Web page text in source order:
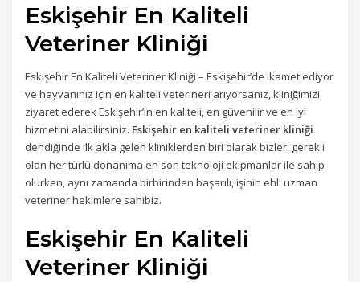
Eskişehir En Kaliteli
Veteriner Kliniği
Eskişehir En Kaliteli Veteriner Kliniği – Eskişehir’de ikamet ediyor
ve hayvanınız için en kaliteli veterineri arıyorsanız, kliniğimizi
ziyaret ederek Eskişehir’in en kaliteli, en güvenilir ve en iyi
hizmetini alabilirsiniz. Eskişehir en kaliteli veteriner kliniği
dendiğinde ilk akla gelen kliniklerden biri olarak bizler, gerekli
olan her türlü donanıma en son teknoloji ekipmanlar ile sahip
olurken, aynı zamanda birbirinden başarılı, işinin ehli uzman
veteriner hekimlere sahibiz.
Eskişehir En Kaliteli
Veteriner Kliniği